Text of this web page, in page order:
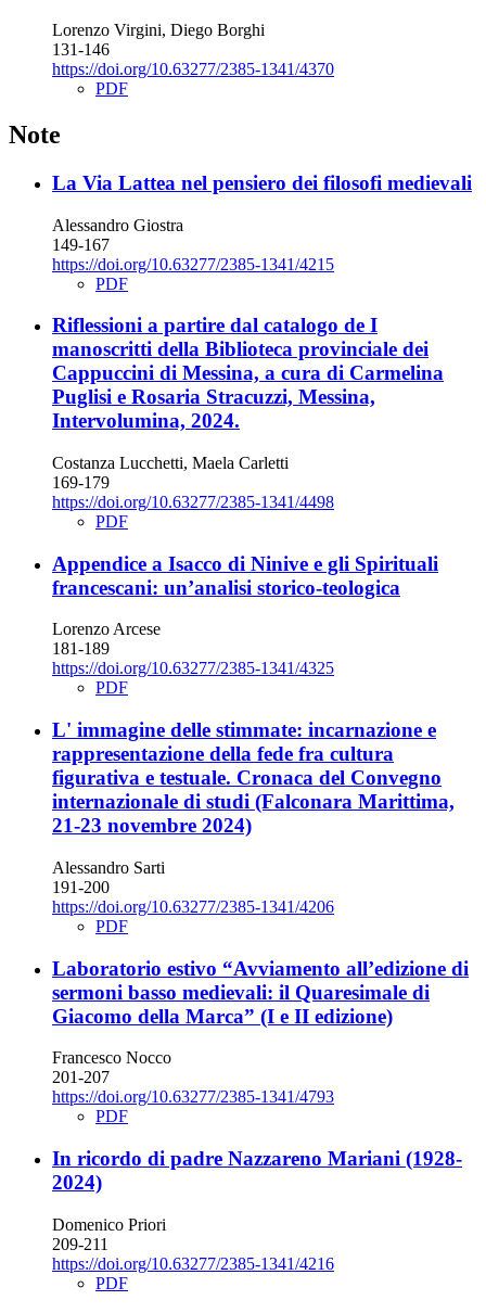
Lorenzo Virgini, Diego Borghi
131-146
https://doi.org/10.63277/2385-1341/4370
PDF
Note
La Via Lattea nel pensiero dei filosofi medievali
Alessandro Giostra
149-167
https://doi.org/10.63277/2385-1341/4215
PDF
Riflessioni a partire dal catalogo de I
manoscritti della Biblioteca provinciale dei
Cappuccini di Messina, a cura di Carmelina
Puglisi e Rosaria Stracuzzi, Messina,
Intervolumina, 2024.
Costanza Lucchetti, Maela Carletti
169-179
https://doi.org/10.63277/2385-1341/4498
PDF
Appendice a Isacco di Ninive e gli Spirituali
francescani: un’analisi storico-teologica
Lorenzo Arcese
181-189
https://doi.org/10.63277/2385-1341/4325
PDF
L' immagine delle stimmate: incarnazione e
rappresentazione della fede fra cultura
figurativa e testuale. Cronaca del Convegno
internazionale di studi (Falconara Marittima,
21-23 novembre 2024)
Alessandro Sarti
191-200
https://doi.org/10.63277/2385-1341/4206
PDF
Laboratorio estivo “Avviamento all’edizione di
sermoni basso medievali: il Quaresimale di
Giacomo della Marca” (I e II edizione)
Francesco Nocco
201-207
https://doi.org/10.63277/2385-1341/4793
PDF
In ricordo di padre Nazzareno Mariani (1928-
2024)
Domenico Priori
209-211
https://doi.org/10.63277/2385-1341/4216
PDF